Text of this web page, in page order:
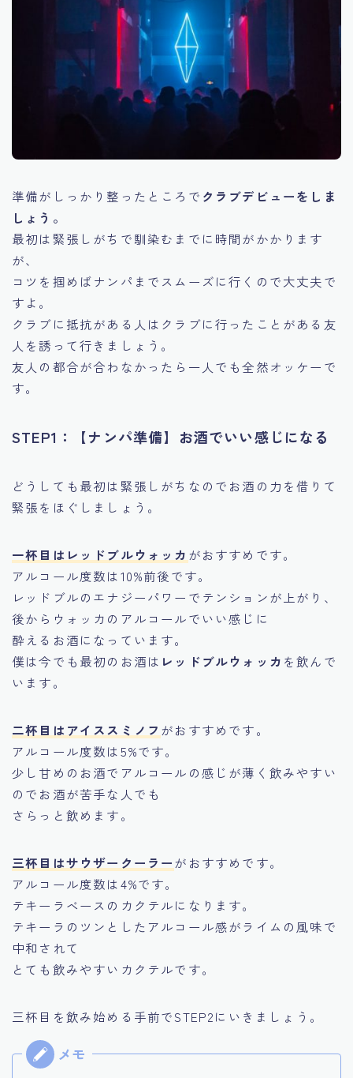
準備がしっかり整ったところで クラブデビューをしま
しょう。
最初は緊張しがちで馴染むまでに時間がかかります
が、
コツを掴めばナンパまでスムーズに行くので大丈夫で
すよ。
クラブに抵抗がある人はクラブに行ったことがある友
人を誘って行きましょう。
友人の都合が合わなかったら一人でも全然オッケーで
す。
STEP1：【ナンパ準備】お酒でいい感じになる
どうしても最初は緊張しがちなのでお酒の力を借りて
緊張をほぐしましょう。
一杯目はレッドブルウォッカ がおすすめです。
アルコール度数は10%前後です。
レッドブルのエナジーパワーでテンションが上がり、
後からウォッカのアルコールでいい感じに
酔えるお酒になっています。
僕は今でも最初のお酒は レッドブルウォッカ を飲んで
います。
二杯目はアイススミノフ がおすすめです。
アルコール度数は5%です。
少し甘めのお酒でアルコールの感じが薄く飲みやすい
のでお酒が苦手な人でも
さらっと飲めます。
三杯目はサウザークーラーがおすすめです。
アルコール度数は4%です。
テキーラベースのカクテルになります。
テキーラのツンとしたアルコール感がライムの風味で
中和されて
とても飲みやすいカクテルです。
三杯目を飲み始める手前でSTEP2にいきましょう。